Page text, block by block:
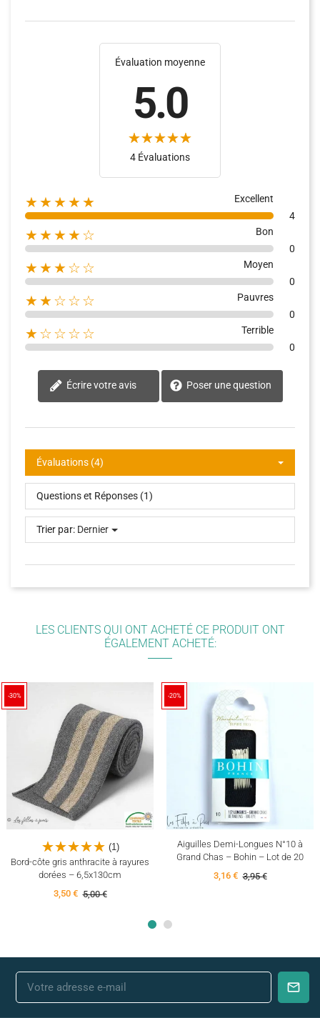
Évaluation moyenne
5.0
4 Évaluations
★★★★★
Excellent
4
★★★★☆
Bon
0
★★★☆☆
Moyen
0
★★☆☆☆
Pauvres
0
★☆☆☆☆
Terrible
0
Écrire votre avis Poser une question
Évaluations (4)
Questions et Réponses (1)
Trier par: Dernier
LES CLIENTS QUI ONT ACHETÉ CE PRODUIT ONT
ÉGALEMENT ACHETÉ:
-30%
(1)
Bord-côte gris anthracite à rayures
dorées – 6,5x130cm
3,50 € 5,00 €
-20%
Aiguilles Demi-Longues N°10 à
Grand Chas – Bohin – Lot de 20
3,16 € 3,95 €